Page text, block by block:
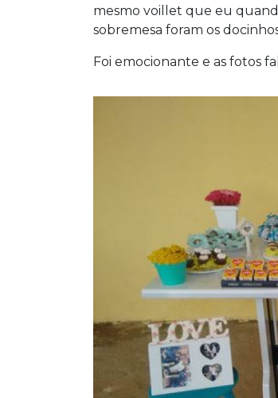
mesmo voillet que eu
sobremesa foram os
Foi emocionante e as fotos